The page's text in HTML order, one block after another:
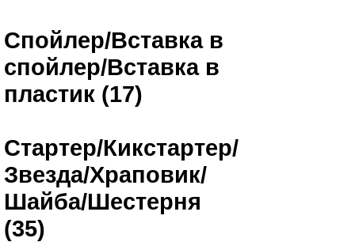
Спойлер/Вставка в
спойлер/Вставка в
пластик (17)
Стартер/Кикстартер/
Звезда/Храповик/
Шайба/Шестерня
(35)